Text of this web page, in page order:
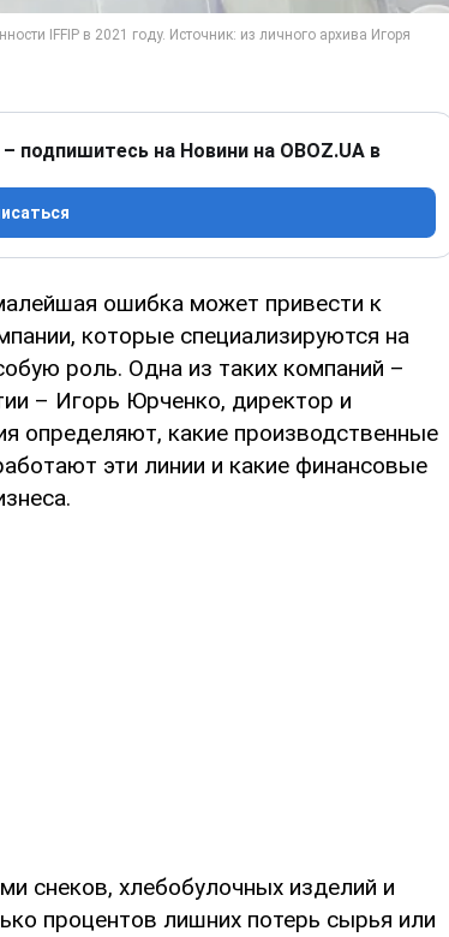
подпишитесь на Новини на OBOZ.UA в
ошибка может привести к
которые специализируются на
роль. Одна из таких компаний –
– Игорь Юрченко, директор и
определяют, какие производственные
эти линии и какие финансовые
снеков, хлебобулочных изделий и
процентов лишних потерь сырья или